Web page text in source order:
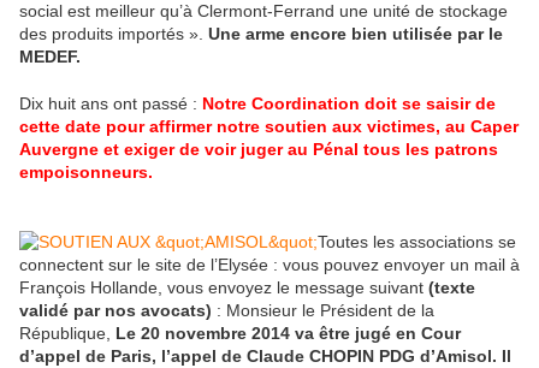
social est meilleur qu’à Clermont-Ferrand une unité de stockage
des produits importés ». Une arme encore bien utilisée par le
MEDEF.
Dix huit ans ont passé : Notre Coordination doit se saisir de
cette date pour affirmer notre soutien aux victimes, au Caper
Auvergne et exiger de voir juger au Pénal tous les patrons
empoisonneurs.
Toutes les associations se
connectent sur le site de l’Elysée : vous pouvez envoyer un mail à
François Hollande, vous envoyez le message suivant (texte
validé par nos avocats) : Monsieur le Président de la
République, Le 20 novembre 2014 va être jugé en Cour
d’appel de Paris, l’appel de Claude CHOPIN PDG d’Amisol. Il